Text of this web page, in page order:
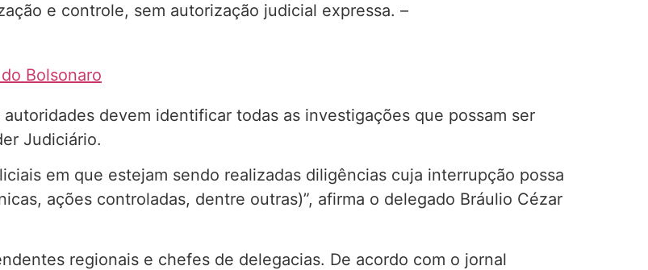
e controle, sem autorização judicial expressa. –
Bolsonaro
devem identificar todas as investigações que possam ser
Judiciário.
em que estejam sendo realizadas diligências cuja interrupção possa
ações controladas, dentre outras)”, afirma o delegado Bráulio Cézar
regionais e chefes de delegacias. De acordo com o jornal